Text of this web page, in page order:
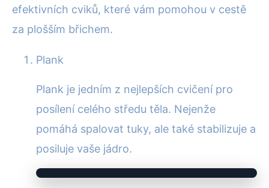
efektivních cviků, které vám pomohou v cestě
za plošším břichem.
Plank
Plank je jedním z nejlepších cvičení pro
posílení celého středu těla. Nejenže
pomáhá spalovat tuky, ale také stabilizuje a
posiluje vaše jádro.